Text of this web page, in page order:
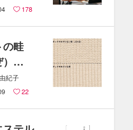
178
の​畦
み・
みに​
紀子
22